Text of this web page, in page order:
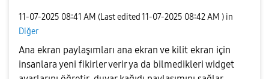
‎11-07-2025 08:41 AM (Last edited ‎11-07-2025 08:42 AM ) in
Diğer
Ana ekran paylaşımları ana ekran ve kilit ekran için
insanlara yeni fikirler verir ya da bilmedikleri widget